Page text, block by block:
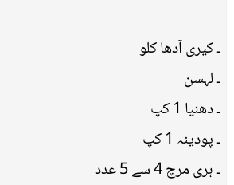
۔ کیری آدھا کلو
۔ لہسن
۔ دھنیا 1 کپ
۔ پودینہ 1 کپ
۔ ہری مرچ 4 سے 5 عدد